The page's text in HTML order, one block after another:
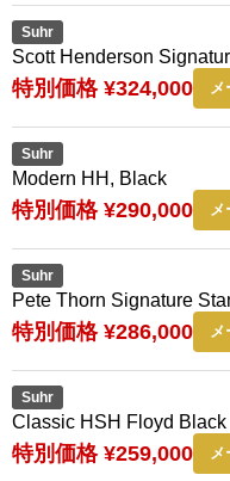
Suhr
Scott Henderson
特別価格 ¥324,000
Suhr
Modern HH, Black
特別価格 ¥290,000
Suhr
Pete Thorn Signature
特別価格 ¥286,000
Suhr
Classic HSH Floyd Black
特別価格 ¥259,000